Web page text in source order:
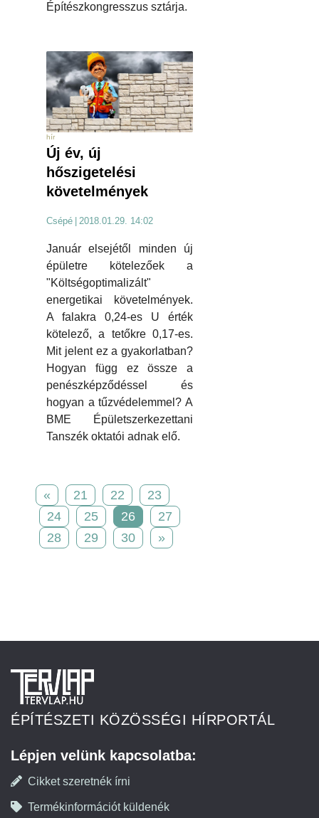
Építészkongresszus sztárja.
hír
Új év, új
hőszigetelési
követelmények
Csépé 2018.01.29. 14:02
Január elsejétől minden új
épületre kötelezőek a
"Költségoptimalizált"
energetikai követelmények.
A falakra 0,24-es U érték
kötelező, a tetőkre 0,17-es.
Mit jelent ez a gyakorlatban?
Hogyan függ ez össze a
penészképződéssel és
hogyan a tűzvédelemmel? A
BME Épületszerkezettani
Tanszék oktatói adnak elő.
« 21 22
23
24
25 26
27
28
29 30 »
ÉPÍTÉSZETI KÖZÖSSÉGI HÍRPORTÁL
Lépjen velünk kapcsolatba:
Cikket szeretnék írni
Termékinformációt küldenék